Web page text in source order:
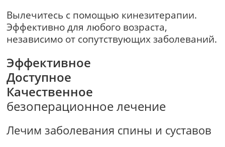
Вылечитесь с помощью кинезитерапии.
Эффективно для любого возраста,
независимо от сопутствующих заболеваний.
Эффективное
Доступное
Качественное
безоперационное лечение
Лечим заболевания спины и суставов